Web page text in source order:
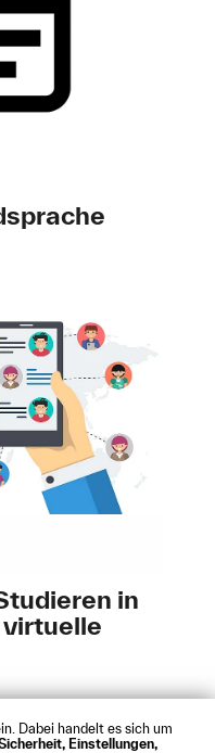
Dabei handelt es sich um
Einstellungen,
in
virtuelle